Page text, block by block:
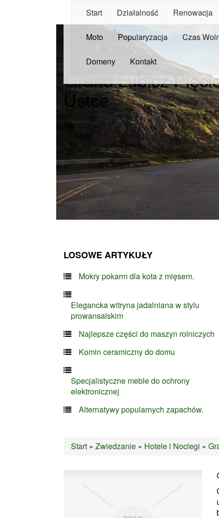
Start Działalność Renowacja
Moto Popularyzacja Czas
Domeny Kontakt
Grand Lubicz
Ustce
LOSOWE ARTYKUŁY
Mokry pokarm dla kota z mięsem.
Elegancka witryna jadalniana w stylu
prowansalskim
Najlepsze części do maszyn rolniczych
Komin ceramiczny do domu
Specjalistyczne meble do ochrony
elektronicznej
Alternatywy popularnych zapachów.
Start » Zwiedzanie » Hotele i Noclegi »